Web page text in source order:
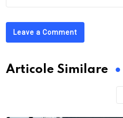
Leave a Comment
Articole Similare